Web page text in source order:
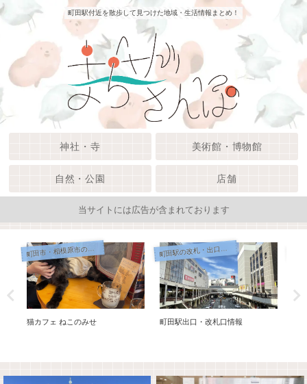
町田駅付近を散歩して見つけた地域・生活情報まとめ！
神社・寺 美術館・博物館
自然・公園 店舗
当サイトには広告が含まれております
町田市・相模原市のサービス店
猫カフェ ねこのみせ
町
田駅の改札・出口案内
町田駅出口・改札口情報